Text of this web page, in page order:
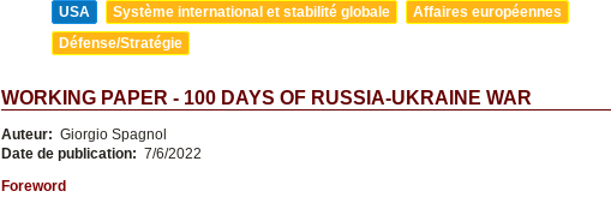
USA
Système international et stabilité globale
Affaires européennes
Défense/Stratégie
WORKING PAPER - 100 DAYS OF RUSSIA-UKRAINE WAR
Auteur: Giorgio Spagnol
Date de publication: 7/6/2022
Foreword